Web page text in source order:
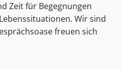
Zeit für Begegnungen
Wir sind
freuen sich